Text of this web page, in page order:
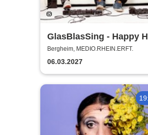
GlasBlasSing - Happy
Bergheim, MEDIO.RHEIN.ERFT.
06.03.2027